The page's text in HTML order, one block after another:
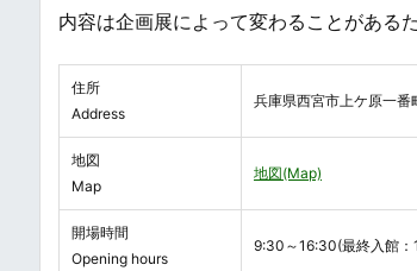
内容は企画展によって変わることがある
住所
Address
兵庫県西宮市上ケ原一番
地図
Map
地図(Map)
開場時間
Opening hours
9:30～16:30(最終入館：